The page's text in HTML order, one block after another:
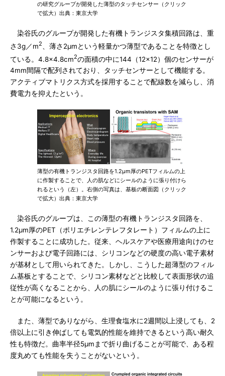
の研究グループが開発した薄型のタッチセンサー（クリック
で拡大）出典：東京大学
染谷氏のグループが開発した有機トランジスタ集積回路は、重
さ3g／m2
、薄さ2μmという軽量かつ薄型であることを特徴とし
ている。4.8×4.8cm2の面積の中に144（12×12）個のセンサーが
4mm間隔で配列されており、タッチセンサーとして機能する。
アクティブマトリクス方式を採用することで配線数を減らし、消
費電力を抑えたという。
薄型の有機トランジスタ回路を1.2μm厚のPETフィルムの上
に作製することで、人の肌などにシールのように張り付けら
れるという（左）。右側の写真は、基板の断面図（クリック
で拡大）出典：東京大学
染谷氏のグループは、この薄型の有機トランジスタ回路を、
1.2μm厚のPET（ポリエチレンテレフタレート）フィルムの上に
作製することに成功した。従来、ヘルスケアや医療用途向けのセ
ンサーおよび電子回路には、シリコンなどの硬度の高い電子素材
が基材として用いられてきた。しかし、こうした超薄型のフィル
ム基板とすることで、シリコン素材などと比較して表面形状の追
従性が高くなることから、人の肌にシールのように張り付けるこ
とが可能になるという。
また、薄型でありながら、生理食塩水に2週間以上浸しても、2
倍以上に引き伸ばしても電気的性能を維持できるという高い耐久
性も特徴だ。曲率半径5μmまで折り曲げることが可能で、ある程
度丸めても性能を失うことがないという。